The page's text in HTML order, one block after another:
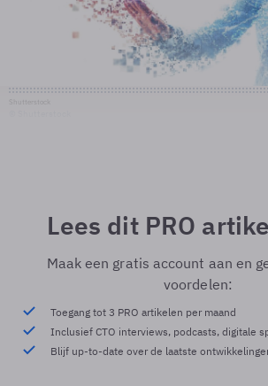
Lees dit PRO
Maak een gratis account aan en
voordelen:
Toegang tot 3 PRO artikelen per maand
Inclusief CTO interviews, podcasts, digitale
Blijf up-to-date over de laatste